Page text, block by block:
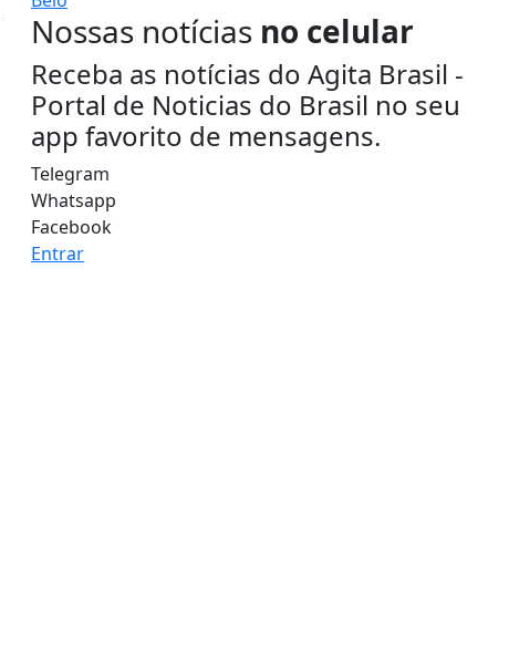
Nossas notícias no celular
Receba as notícias do Agita Brasil -
Portal de Noticias do Brasil no seu
app favorito de mensagens.
Telegram
Whatsapp
Facebook
Entrar